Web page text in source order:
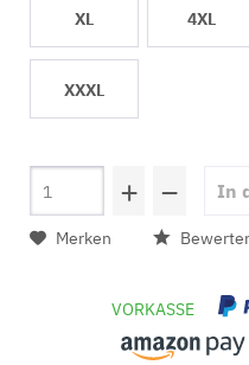
XL 4XL
XXXL
+ − In
Merken
VORKASSE